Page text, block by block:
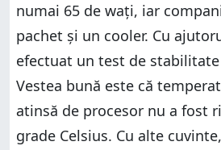
numai 65 de wați, iar
pachet și un cooler. Cu
efectuat un test de stabilitate
Vestea bună este că
atinsă de procesor nu a fost
grade Celsius. Cu alte